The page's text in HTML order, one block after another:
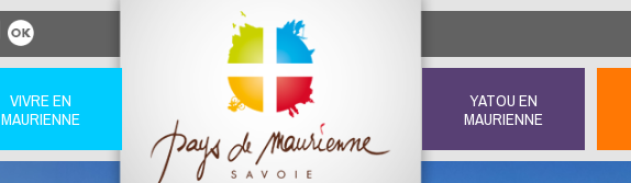
VIVRE EN
MAURIENNE
YATOU EN
MAURIENNE